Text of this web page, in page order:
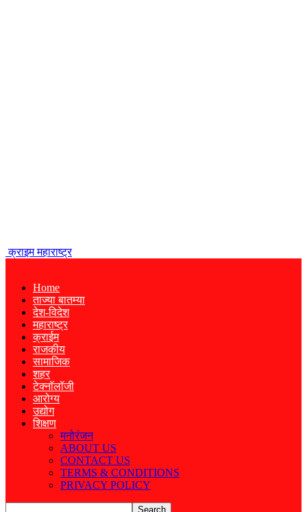
क्राइम महाराष्ट्र
Home
ताज्या बातम्या
देश-विदेश
महाराष्ट्र
क्राईम
राजकीय
सामाजिक
शहर
टेक्नॉलॉजी
आरोग्य
उद्योग
शिक्षण
मनोरंजन
ABOUT US
CONTACT US
TERMS & CONDITIONS
PRIVACY POLICY